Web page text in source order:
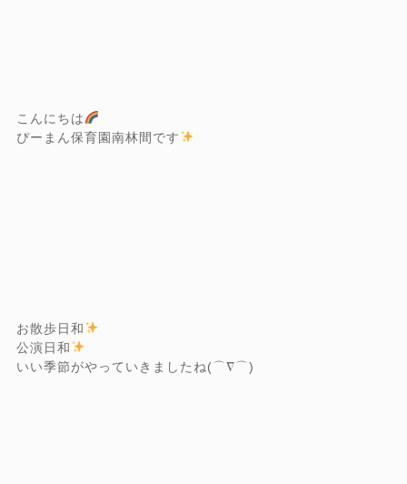
こんにちは
ぴーまん保育園南林間です
お散歩日和
公演日和
いい季節がやっていきましたね(⌒∇⌒)